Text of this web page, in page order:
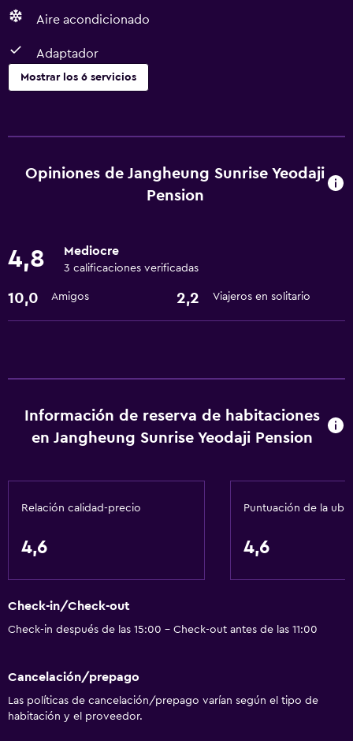
Aire acondicionado
Adaptador
Mostrar los 6 servicios
Adaptador
Wifi gratis
Estacionamiento gratuito
Sistema de entretenimiento
Opiniones de Jangheung Sunrise Yeodaji
Pension
4,8 Mediocre
3 calificaciones verificadas
10,0 Amigos 2,2 Viajeros en solitario
Información de reserva de habitaciones
en Jangheung Sunrise Yeodaji Pension
Relación calidad-precio
4,6
Puntuación de la
4,6
Check-in/Check-out
Check-in después de las 15:00 - Check-out antes de las 11:00
Cancelación/prepago
Las políticas de cancelación/prepago varían según el tipo de
habitación y el proveedor.